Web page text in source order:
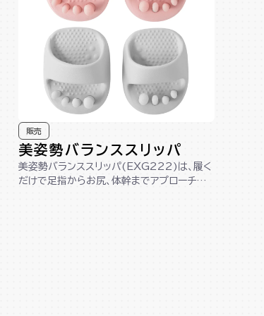
販売
美姿勢バランススリッパ
美姿勢バランススリッパ(EXG222)は、履く
だけで足指からお尻、体幹までアプローチし、